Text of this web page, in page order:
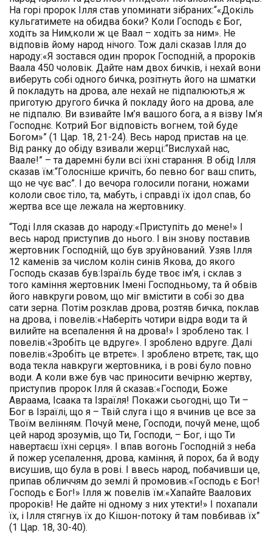
На горі пророк Ілля став упоминати зібраних:“«Докіль
кульгатимете на обидва боки? Коли Господь є Бог,
ходіть за Ним;коли ж це Ваал – ходіть за ним». Не
відповів йому народ нічого. Тож далі сказав Ілля до
народу:«Я зостався один пророк Господній, а пророків
Ваала 450 чоловік. Дайте нам двох бичків, і нехай вони
виберуть собі одного бичка, розітнуть його на шматки
й покладуть на дрова, але нехай не підпалюють;я ж
приготую другого бичка й покладу його на дрова, але
не підпалю. Ви взивайте Ім’я вашого бога, а я візву Ім’я
Господнє. Котрий Бог відповість вогнем, той буде
Богом»” (1 Цар. 18, 21-24). Весь народ пристав на це.
Від ранку до обіду взивали жерці:“Вислухай нас,
Ваале!” – та даремні були всі їхні старання. В обід Ілля
сказав їм:“Голосніше кричіть, бо певно бог ваш спить,
що не чує вас”. І до вечора голосили погани, ножами
кололи своє тіло, та, мабуть, і справді їх ідол спав, бо
жертва все ще лежала на жертовнику.
“Тоді Ілля сказав до народу:«Приступіть до мене!» І
весь народ приступив до нього. І він знову поставив
жертовник Господній, що був зруйнований. Узяв Ілля
12 каменів за числом колін синів Якова, до якого
Господь сказав був:Ізраїль буде твоє ім’я, і склав з
того каміння жертовник Імені Господньому, та й обвів
його навкруги ровом, що міг вмістити в собі зо два
сати зерна. Потім розклав дрова, розтяв бичка, поклав
на дрова, і повелів:«Наберіть чотири відра води та й
вилийте на всепалення й на дрова!» І зроблено так. І
повелів:«Зробіть це вдруге». І зроблено вдруге. Далі
повелів:«Зробіть це втретє». І зроблено втретє, так, що
вода текла навкруги жертовника, і в рові було повно
води. А коли вже був час приносити вечірню жертву,
приступив пророк Ілля й сказав:«Господи, Боже
Авраама, Ісаака та Ізраїля! Покажи сьогодні, що Ти –
Бог в Ізраїлі, що я – Твій слуга і що я вчинив це все за
Твоїм велінням. Почуй мене, Господи, почуй мене, щоб
цей народ зрозумів, що Ти, Господи, – Бог, і що Ти
навертаєш їхні серця». І впав вогонь Господній з неба
й пожер усепалення, дрова, каміння, й порох, ба й воду
висушив, що була в рові. І ввесь народ, побачивши це,
припав обличчям до землі й промовив:«Господь є Бог!
Господь є Бог!» Ілля ж повелів їм:«Хапайте Ваалових
пророків! Не дайте ні одному з них утекти!» І похапали
їх, і Ілля стягнув їх до Кішон-потоку й там повбивав їх”
(1 Цар. 18, 30-40).